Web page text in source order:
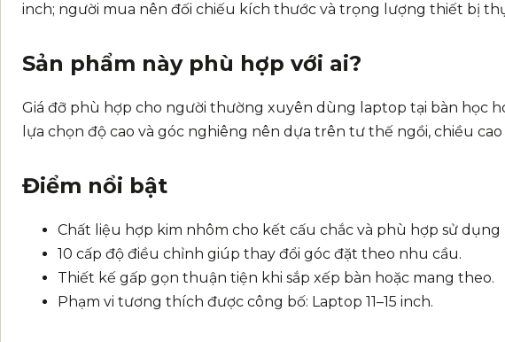
inch; người mua nên đối chiếu kích thước và trọng lượng thiết bị
Sản phẩm này phù hợp với ai?
Giá đỡ phù hợp cho người thường xuyên dùng laptop tại bàn học
lựa chọn độ cao và góc nghiêng nên dựa trên tư thế ngồi, chiều
Điểm nổi bật
Chất liệu hợp kim nhôm cho kết cấu chắc và phù hợp sử dụng
10 cấp độ điều chỉnh giúp thay đổi góc đặt theo nhu cầu.
Thiết kế gấp gọn thuận tiện khi sắp xếp bàn hoặc mang theo.
Phạm vi tương thích được công bố: Laptop 11–15 inch.